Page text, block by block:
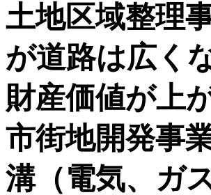
土地区域整理
が道路は広く
財産価値が上
市街地開発事
溝（電気、ガ